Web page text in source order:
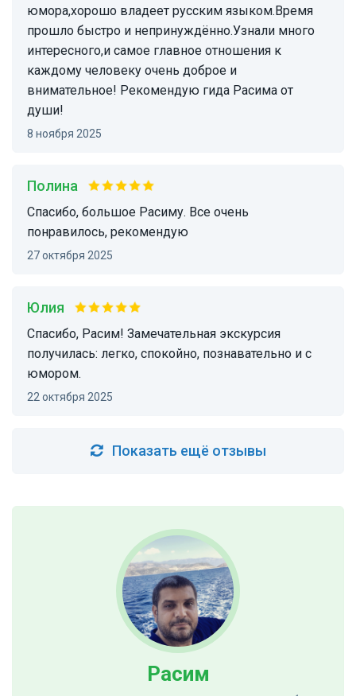
юмора,хорошо владеет русским языком.Время
прошло быстро и непринуждённо.Узнали много
интересного,и самое главное отношения к
каждому человеку очень доброе и
внимательное! Рекомендую гида Расима от
души!
8 ноября 2025
Полина
Спасибо, большое Расиму. Все очень
понравилось, рекомендую
27 октября 2025
Юлия
Спасибо, Расим! Замечательная экскурсия
получилась: легко, спокойно, познавательно и с
юмором.
22 октября 2025
Показать ещё отзывы
Расим